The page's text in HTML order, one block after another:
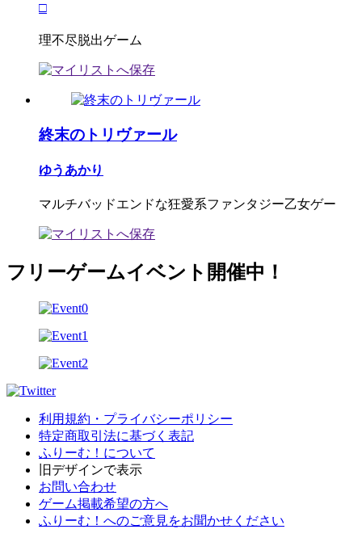
□
理不尽脱出ゲーム
終末のトリヴァール
ゆうあかり
マルチバッドエンドな狂愛系ファンタジー乙女ゲー
フリーゲームイベント開催中！
利用規約・プライバシーポリシー
特定商取引法に基づく表記
ふりーむ！について
旧デザインで表示
お問い合わせ
ゲーム掲載希望の方へ
ふりーむ！へのご意見をお聞かせください